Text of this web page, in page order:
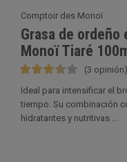
Comptoir des Monoï
Grasa de ordeño
Monoï Tiaré
(3 opinión)
Ideal para intensificar el
tiempo. Su combinación
hidratantes y nutritivas ...